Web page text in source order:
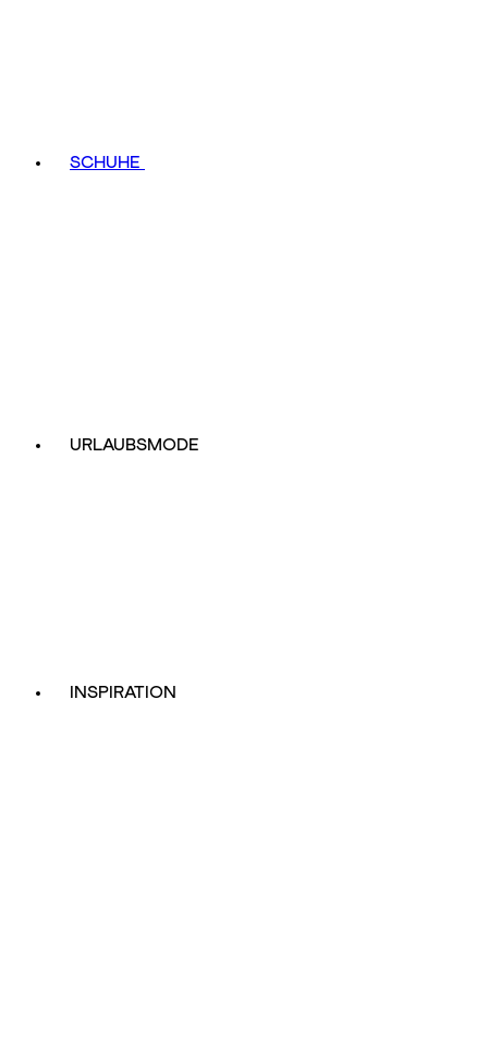
SCHUHE
URLAUBSMODE
INSPIRATION